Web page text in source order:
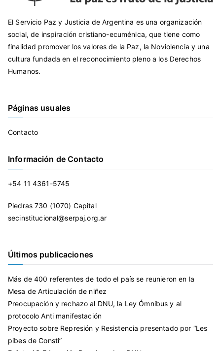
El Servicio Paz y Justicia de Argentina es una organización
social, de inspiración cristiano-ecuménica, que tiene como
finalidad promover los valores de la Paz, la Noviolencia y una
cultura fundada en el reconocimiento pleno a los Derechos
Humanos.
Páginas usuales
Contacto
Información de Contacto
+54 11 4361-5745
Piedras 730 (1070) Capital
secinstitucional@serpaj.org.ar
Últimos publicaciones
Más de 400 referentes de todo el país se reunieron en la
Mesa de Articulación de niñez
Preocupación y rechazo al DNU, la Ley Ómnibus y al
protocolo Anti manifestación
Proyecto sobre Represión y Resistencia presentado por “Les
pibes de Consti”